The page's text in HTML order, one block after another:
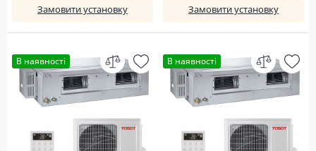
Замовити установку Замовити установку
В наявності В наявності